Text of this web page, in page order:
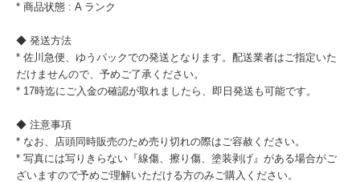
* 商品状態 : A ランク
◆ 発送方法
* 佐川急便、ゆうパックでの発送となります。配送業者はご指定いた
だけませんので、予めご了承ください。
* 17時迄にご入金の確認が取れましたら、即日発送も可能です。
◆ 注意事項
* なお、店頭同時販売のため売り切れの際はご容赦ください。
* 写真には写りきらない『線傷、擦り傷、塗装剥げ』がある場合がご
ざいますので予めご理解いただける方のみご購入ください。